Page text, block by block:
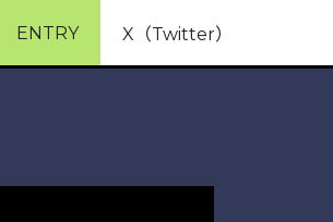
ENTRY X（Twitter）